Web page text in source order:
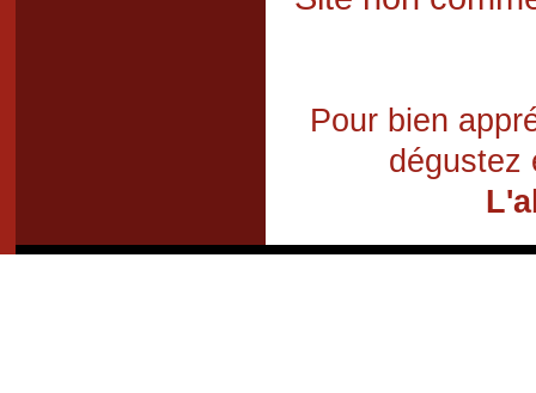
Pour bien
dégustez